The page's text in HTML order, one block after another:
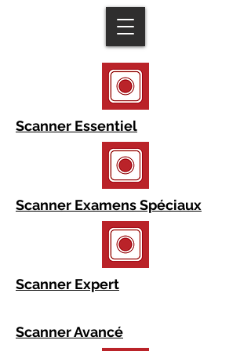
Scanner Essentiel
Scanner Examens Spéciaux
Scanner Expert
Scanner Avancé